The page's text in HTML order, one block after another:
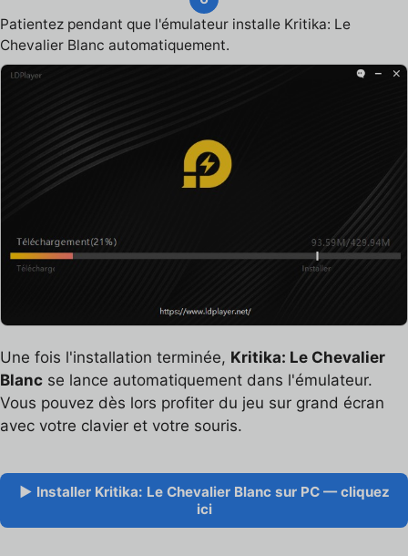
Patientez pendant que l'émulateur installe Kritika: Le
Chevalier Blanc automatiquement.
Une fois l'installation terminée, Kritika: Le Chevalier
Blanc se lance automatiquement dans l'émulateur.
Vous pouvez dès lors profiter du jeu sur grand écran
avec votre clavier et votre souris.
▶ Installer Kritika: Le Chevalier Blanc sur PC — cliquez
ici